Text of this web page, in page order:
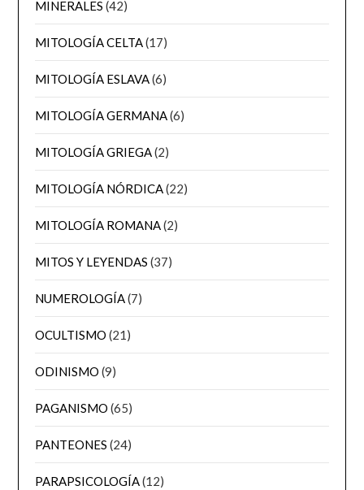
MINERALES (42)
MITOLOGÍA CELTA(17)
MITOLOGÍA ESLAVA(6)
MITOLOGÍA GERMANA(6)
MITOLOGÍA GRIEGA(2)
MITOLOGÍA NÓRDICA(22)
MITOLOGÍA ROMANA(2)
MITOS Y LEYENDAS (37)
NUMEROLOGÍA(7)
OCULTISMO (21)
ODINISMO (9)
PAGANISMO (65)
PANTEONES (24)
PARAPSICOLOGÍA(12)